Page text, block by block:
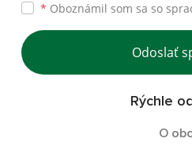
* Oboznámil som sa so
Odoslať
Rýchle
O